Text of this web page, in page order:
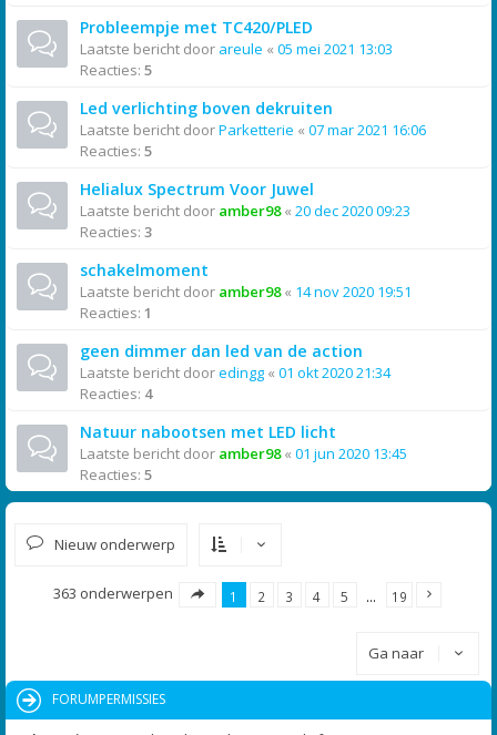
Probleempje met TC420/PLED
Laatste bericht door areule « 05 mei 2021 13:03
Reacties: 5
Led verlichting boven dekruiten
Laatste bericht doorParketterie « 07 mar 2021 16:06
Reacties: 5
Helialux Spectrum Voor Juwel
Laatste bericht door amber98« 20 dec 2020 09:23
Reacties: 3
schakelmoment
Laatste bericht door amber98« 14 nov 2020 19:51
Reacties: 1
geen dimmer dan led van de action
Laatste bericht dooredingg « 01 okt 2020 21:34
Reacties: 4
Natuur nabootsen met LED licht
Laatste bericht door amber98« 01 jun 2020 13:45
Reacties: 5
Nieuw onderwerp
363 onderwerpen 1 2 3 4 5 … 19
Ga naar
FORUMPERMISSIES